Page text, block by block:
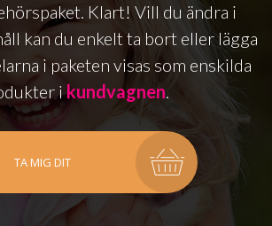
Klart! Vill du ändra i
kan du enkelt ta bort eller lägga
i paketen visas som enskilda
ikundvagnen.
TA MIG DIT